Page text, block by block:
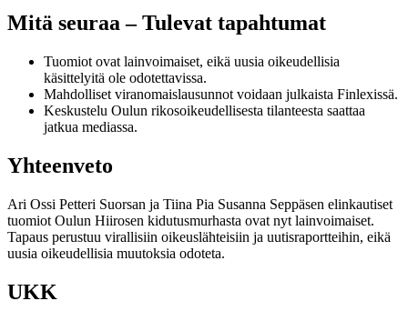
Mitä seuraa – Tulevat tapahtumat
Tuomiot ovat lainvoimaiset, eikä uusia oikeudellisia
käsittelyitä ole odotettavissa.
Mahdolliset viranomaislausunnot voidaan julkaista Finlexissä.
Keskustelu Oulun rikosoikeudellisesta tilanteesta saattaa
jatkua mediassa.
Yhteenveto
Ari Ossi Petteri Suorsan ja Tiina Pia Susanna Seppäsen elinkautiset
tuomiot Oulun Hiirosen kidutusmurhasta ovat nyt lainvoimaiset.
Tapaus perustuu virallisiin oikeuslähteisiin ja uutisraportteihin, eikä
uusia oikeudellisia muutoksia odoteta.
UKK